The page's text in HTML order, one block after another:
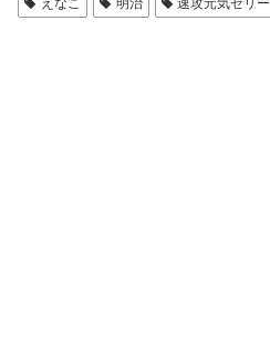
えなこ 明治 速攻元気ゼリー